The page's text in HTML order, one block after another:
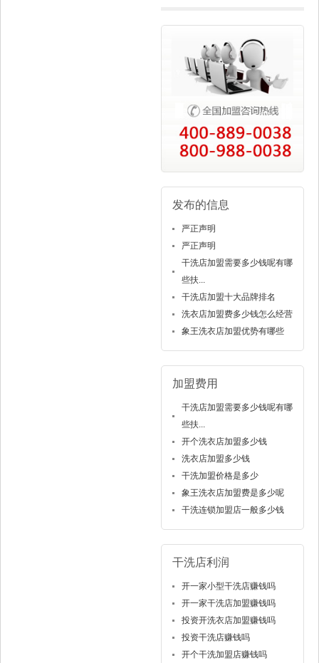
发布的信息
严正声明
严正声明
干洗店加盟需要多少钱呢有哪
些扶...
干洗店加盟十大品牌排名
洗衣店加盟费多少钱怎么经营
象王洗衣店加盟优势有哪些
加盟费用
干洗店加盟需要多少钱呢有哪
些扶...
开个洗衣店加盟多少钱
洗衣店加盟多少钱
干洗加盟价格是多少
象王洗衣店加盟费是多少呢
干洗连锁加盟店一般多少钱
干洗店利润
开一家小型干洗店赚钱吗
开一家干洗店加盟赚钱吗
投资开洗衣店加盟赚钱吗
投资干洗店赚钱吗
开个干洗加盟店赚钱吗